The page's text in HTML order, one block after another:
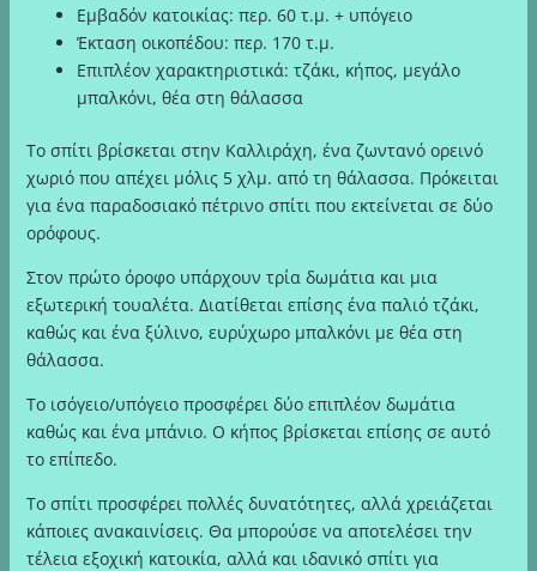
Εμβαδόν κατοικίας: περ. 60 τ.μ. + υπόγειο
Έκταση οικοπέδου: περ. 170 τ.μ.
Επιπλέον χαρακτηριστικά: τζάκι, κήπος, μεγάλο
μπαλκόνι, θέα στη θάλασσα
Το σπίτι βρίσκεται στην Καλλιράχη, ένα ζωντανό ορεινό
χωριό που απέχει μόλις 5 χλμ. από τη θάλασσα. Πρόκειται
για ένα παραδοσιακό πέτρινο σπίτι που εκτείνεται σε δύο
ορόφους.
Στον πρώτο όροφο υπάρχουν τρία δωμάτια και μια
εξωτερική τουαλέτα. Διατίθεται επίσης ένα παλιό τζάκι,
καθώς και ένα ξύλινο, ευρύχωρο μπαλκόνι με θέα στη
θάλασσα.
Το ισόγειο/υπόγειο προσφέρει δύο επιπλέον δωμάτια
καθώς και ένα μπάνιο. Ο κήπος βρίσκεται επίσης σε αυτό
το επίπεδο.
Το σπίτι προσφέρει πολλές δυνατότητες, αλλά χρειάζεται
κάποιες ανακαινίσεις. Θα μπορούσε να αποτελέσει την
τέλεια εξοχική κατοικία, αλλά και ιδανικό σπίτι για